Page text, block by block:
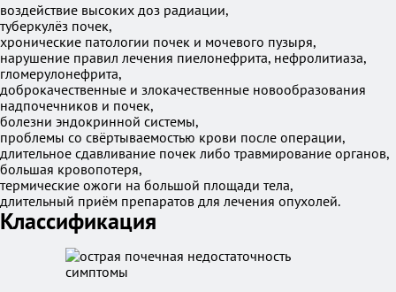
воздействие высоких доз радиации,
туберкулёз почек,
хронические патологии почек и мочевого пузыря,
нарушение правил лечения пиелонефрита, нефролитиаза,
гломерулонефрита,
доброкачественные и злокачественные новообразования
надпочечников и почек,
болезни эндокринной системы,
проблемы со свёртываемостью крови после операции,
длительное сдавливание почек либо травмирование органов,
большая кровопотеря,
термические ожоги на большой площади тела,
длительный приём препаратов для лечения опухолей.
Классификация